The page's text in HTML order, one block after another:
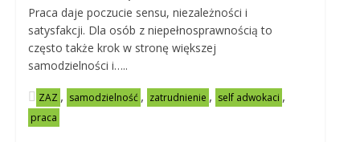
Praca daje poczucie sensu, niezależności i
satysfakcji. Dla osób z niepełnosprawnością to
często także krok w stronę większej
samodzielności i…..
ZAZ , samodzielność , zatrudnienie , self adwokaci ,
praca